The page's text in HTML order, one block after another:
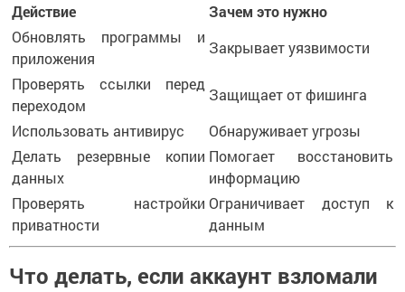
Действие
Зачем это нужно
Обновлять программы и
приложения
Закрывает уязвимости
Проверять ссылки перед
переходом
Защищает от фишинга
Использовать антивирус
Обнаруживает угрозы
Делать резервные копии
данных
Помогает восстановить
информацию
Проверять настройки
приватности
Ограничивает доступ к
данным
Что делать, если аккаунт взломали